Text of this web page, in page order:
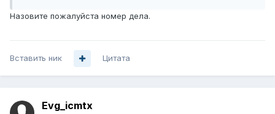
Назовите пожалуйста номер дела.
Вставить ник Цитата
Evg_icmtx